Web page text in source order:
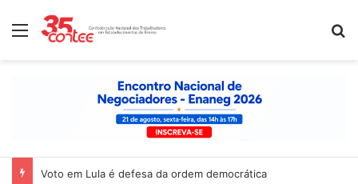
Menu
Voto em Lula é defesa da ordem democrática